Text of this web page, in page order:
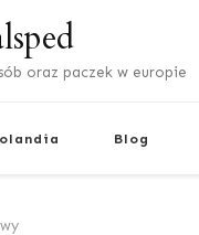
oraz paczek w europie
Blog